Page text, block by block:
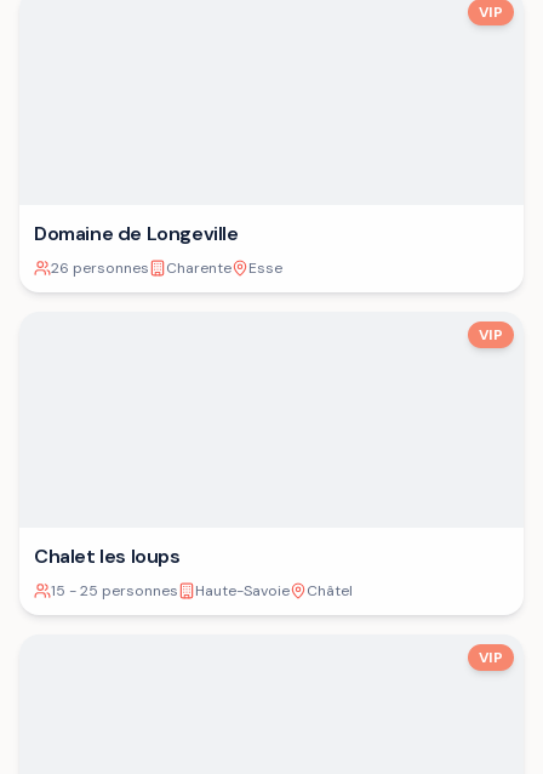
VIP
Domaine de Longeville
26 personnes Charente Esse
VIP
Chalet les loups
15 - 25 personnes Haute-Savoie Châtel
VIP